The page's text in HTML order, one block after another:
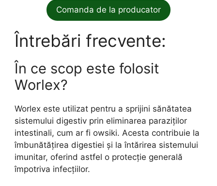
Comanda de la producator
Întrebări frecvente:
În ce scop este folosit
Worlex?
Worlex este utilizat pentru a sprijini sănătatea
sistemului digestiv prin eliminarea paraziților
intestinali, cum ar fi owsiki. Acesta contribuie la
îmbunătățirea digestiei și la întărirea sistemului
imunitar, oferind astfel o protecție generală
împotriva infecțiilor.